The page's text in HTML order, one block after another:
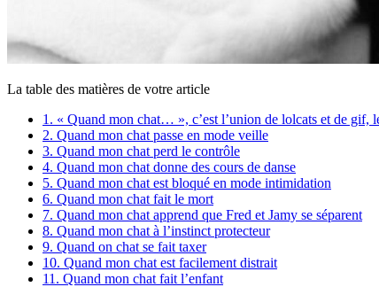
La table des matières de votre article
1. « Quand mon chat… », c’est l’union de lolcats et de gif,
2. Quand mon chat passe en mode veille
3. Quand mon chat perd le contrôle
4. Quand mon chat donne des cours de danse
5. Quand mon chat est bloqué en mode intimidation
6. Quand mon chat fait le mort
7. Quand mon chat apprend que Fred et Jamy se séparent
8. Quand mon chat à l’instinct protecteur
9. Quand on chat se fait taxer
10. Quand mon chat est facilement distrait
11. Quand mon chat fait l’enfant